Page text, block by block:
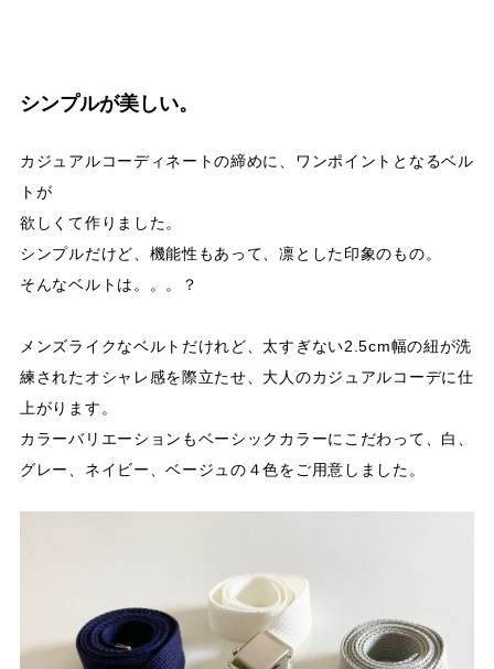
シンプルが美しい。
カジュアルコーディネートの締めに、ワンポイントとなるベル
トが
欲しくて作りました。
シンプルだけど、機能性もあって、凛とした印象のもの。
そんなベルトは。。。？
メンズライクなベルトだけれど、太すぎない2.5cm幅の紐が洗
練されたオシャレ感を際立たせ、大人のカジュアルコーデに仕
上がります。
カラーバリエーションもベーシックカラーにこだわって、白、
グレー、ネイビー、ベージュの４色をご用意しました。